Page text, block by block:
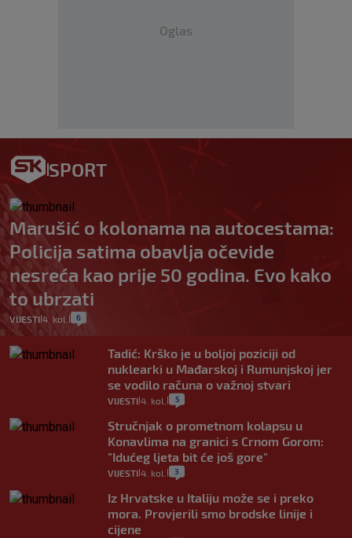
Oglas
SPORT
Marušić o kolonama na autocestama:
Policija satima obavlja očevide
nesreća kao prije 50 godina. Evo kako
to ubrzati
VIJESTI 4. kol. 6
Tadić: Krško je u boljoj poziciji od
nuklearki u Mađarskoj i Rumunjskoj jer
se vodilo računa o važnoj stvari
VIJESTI 4. kol. 5
Stručnjak o prometnom kolapsu u
Konavlima na granici s Crnom Gorom:
"Idućeg ljeta bit će još gore"
VIJESTI 4. kol. 3
Iz Hrvatske u Italiju može se i preko
mora. Provjerili smo brodske linije i
cijene